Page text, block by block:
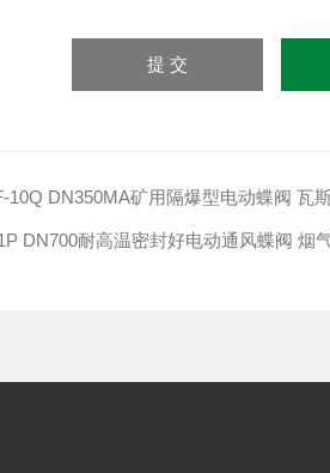
10Q DN350MA矿用隔爆型电动蝶阀 瓦
DN700耐高温密封好电动通风蝶阀 烟